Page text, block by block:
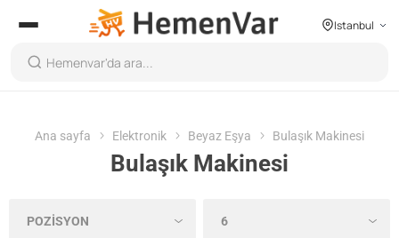
Istanbul
Ana sayfa Elektronik Beyaz Eşya Bulaşık Makinesi
Bulaşık Makinesi